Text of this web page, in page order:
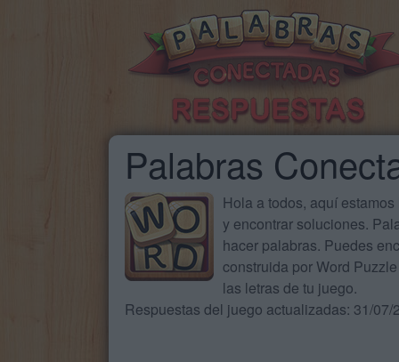
Palabras
Hola a todos, aquí
y encontrar soluciones.
hacer palabras. Puedes
construida por Word
las letras de tu juego.
Respuestas del juego actualizadas: 31/07/